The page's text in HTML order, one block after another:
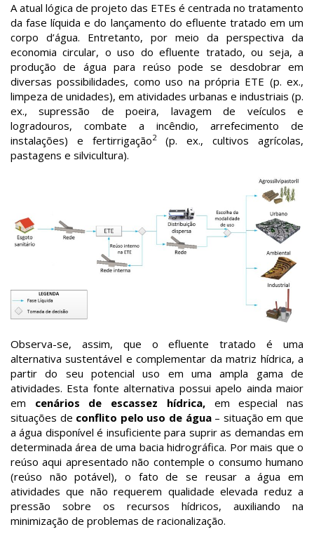
A atual lógica de projeto das ETEs é centrada no tratamento
da fase líquida e do lançamento do efluente tratado em um
corpo d’água. Entretanto, por meio da perspectiva da
economia circular, o uso do efluente tratado, ou seja, a
produção de água para reúso pode se desdobrar em
diversas possibilidades, como uso na própria ETE (p. ex.,
limpeza de unidades), em atividades urbanas e industriais (p.
ex., supressão de poeira, lavagem de veículos e
logradouros, combate a incêndio, arrefecimento de
instalações) e fertirrigação2(p. ex., cultivos agrícolas,
pastagens e silvicultura).
Observa-se, assim, que o efluente tratado é uma
alternativa sustentável e complementar da matriz hídrica, a
partir do seu potencial uso em uma ampla gama de
atividades. Esta fonte alternativa possui apelo ainda maior
em cenários de escassez hídrica,em especial nas
situações de conflito pelo uso de água– situação em que
a água disponível é insuficiente para suprir as demandas em
determinada área de uma bacia hidrográfica. Por mais que o
reúso aqui apresentado não contemple o consumo humano
(reúso não potável), o fato de se reusar a água em
atividades que não requerem qualidade elevada reduz a
pressão sobre os recursos hídricos, auxiliando na
minimização de problemas de racionalização.